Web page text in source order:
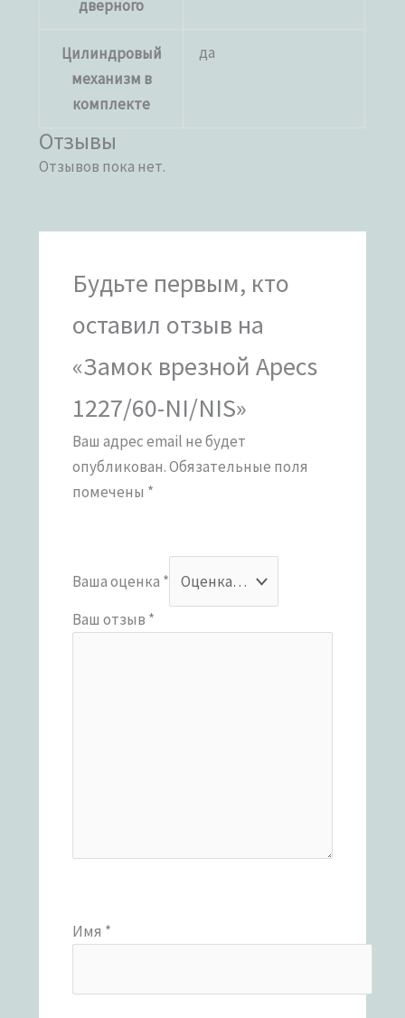
дверного
Цилиндровый
механизм в
комплекте
да
Отзывы
Отзывов пока нет.
Будьте первым, кто
оставил отзыв на
«Замок врезной Apecs
1227/60-NI/NIS»
Ваш адрес email не будет
опубликован.Обязательные поля
помечены *
Ваша оценка *
Ваш отзыв *
Имя *